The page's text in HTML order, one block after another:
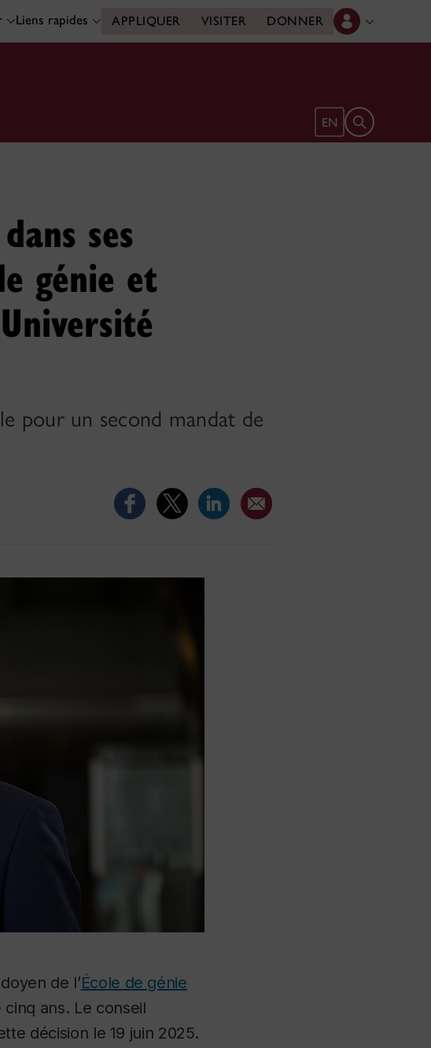
Liens rapides APPLIQUER VISITER DONNER
EN Ouvrir le
ses
génie et
pour un second mandat de
de l’École de génie
ans. Le conseil
décision le 19 juin 2025.